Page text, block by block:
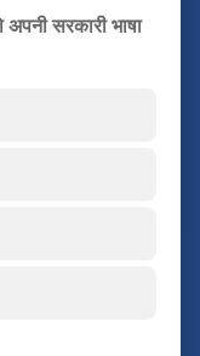
सरकारी भाषा